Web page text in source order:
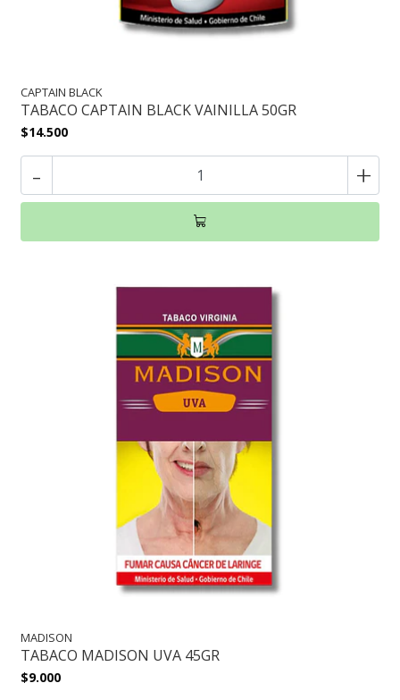
CAPTAIN BLACK
TABACO CAPTAIN BLACK VAINILLA 50GR
$14.500
- +
MADISON
TABACO MADISON UVA 45GR
$9.000